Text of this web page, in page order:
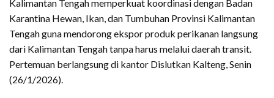
Kalimantan Tengah memperkuat koordinasi dengan Badan
Karantina Hewan, Ikan, dan Tumbuhan Provinsi Kalimantan
Tengah guna mendorong ekspor produk perikanan langsung
dari Kalimantan Tengah tanpa harus melalui daerah transit.
Pertemuan berlangsung di kantor Dislutkan Kalteng, Senin
(26/1/2026).